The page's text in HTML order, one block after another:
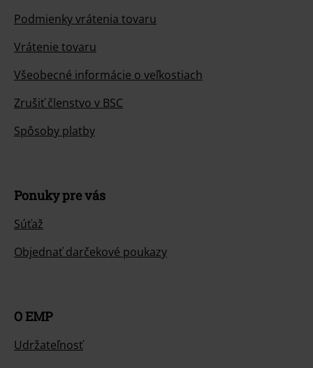
Podmienky vrátenia tovaru
Vrátenie tovaru
Všeobecné informácie o veľkostiach
Zrušiť členstvo v BSC
Spôsoby platby
Ponuky pre vás
Súťaž
Objednať darčekové poukazy
O EMP
Udržateľnosť